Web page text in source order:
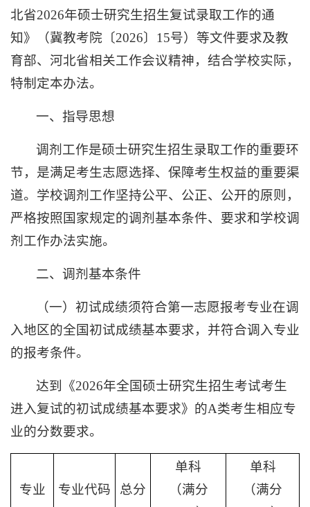
北省2026年硕士研究生招生复试录取工作的通
知》（冀教考院〔2026〕15号）等文件要求及教
育部、河北省相关工作会议精神，结合学校实际，
特制定本办法。
一、指导思想
调剂工作是硕士研究生招生录取工作的重要环
节，是满足考生志愿选择、保障考生权益的重要渠
道。学校调剂工作坚持公平、公正、公开的原则，
严格按照国家规定的调剂基本条件、要求和学校调
剂工作办法实施。
二、调剂基本条件
（一）初试成绩须符合第一志愿报考专业在调
入地区的全国初试成绩基本要求，并符合调入专业
的报考条件。
达到《2026年全国硕士研究生招生考试考生
进入复试的初试成绩基本要求》的A类考生相应专
业的分数要求。
专业 专业代码 总分
单科
（满分
单科
（满分